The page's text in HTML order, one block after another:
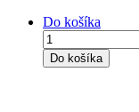
Do košíka
Do košíka